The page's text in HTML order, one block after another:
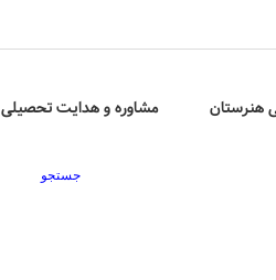
هنرستان مشاوره و هدایت تحصیلی
جستجو